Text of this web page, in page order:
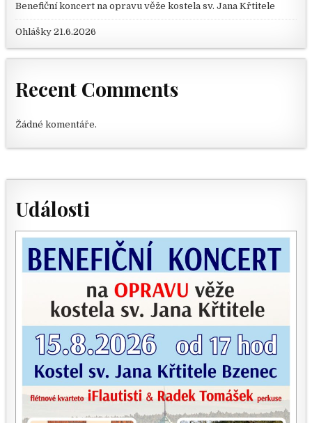
Benefiční koncert na opravu věže kostela sv. Jana Křtitele
Ohlášky 21.6.2026
Recent Comments
Žádné komentáře.
Události